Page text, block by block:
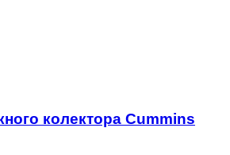
колектора Cummins